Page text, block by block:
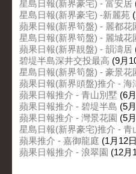
星島日報(新界豪宅) - 富安居
星島日報(新界豪宅) -新麗苑
蘋果日報(新界筍盤) - 麗都花
星島日報(新界筍盤) - 麗城花
蘋果日報(新界靚盤) - 韻濤居
碧堤半島深井交投最高 (9月
星島日報(新界筍盤) - 豪景花
蘋果日報(新界頭盤)推介 - 海
蘋果日報推介 - 青山別墅 (6
蘋果日報推介 - 碧堤半島 (5
蘋果日報推介 - 灣景花園 (5
星島日報(新界豪宅)推介 - 青
蘋果推介 - 嘉御龍庭 (1月12
蘋果日報推介 - 浪翠園 (12月